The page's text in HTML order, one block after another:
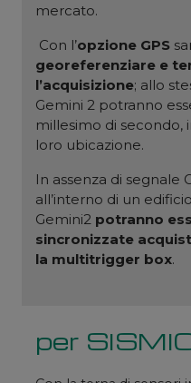
mercato.
Con l’opzione GPS
georeferenziare e
l’acquisizione; allo
Gemini 2 potranno
millesimo di
loro ubicazione.
In assenza di segnale
all’interno di un
Gemini2 potranno
sincronizzate
la multitrigger box.
per